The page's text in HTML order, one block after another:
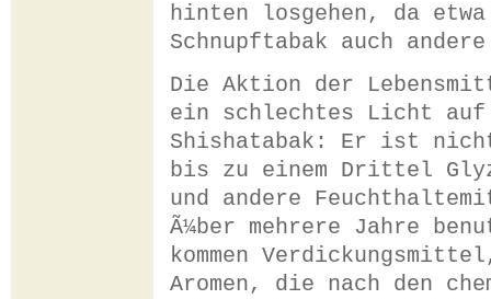
hinten losgehen, da
Schnupftabak auch
Die Aktion der
ein schlechtes Licht auf
Shishatabak: Er ist
bis zu einem Drittel
und andere
Ã¼ber mehrere Jahre
kommen
Aromen, die nach den